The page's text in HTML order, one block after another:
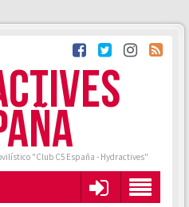
"Club C5 España - Hydractives"